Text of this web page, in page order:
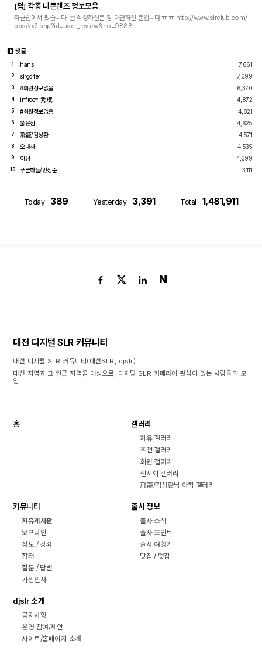
[펌] 각종 니콘렌즈 정보모음
타클럽에서 펐습니다. 글 작성하신분 참 대단하신 분입니다.ㅠ.ㅠ http://www.slrclub.com/
bbs/vx2.php?id=user_review&no=9888
댓글
1 hans 7,661
2 slrgolfer 7,099
3 #회원정보없음 6,370
4 infree™-秀珉 4,872
5 #회원정보없음 4,821
6 붉은점 4,625
7 飛龍/김상환 4,571
8 오내사 4,535
9 이장 4,399
10 푸른하늘/민상준 3,111
Today 389 Yesterday 3,391 Total 1,481,911
N
대전 디지털 SLR 커뮤니티
대전 디지털 SLR 커뮤니티(대전SLR, djslr)
대전 지역과 그 인근 지역을 대상으로, 디지털 SLR 카메라에 관심이 있는 사람들의 모
임
홈 갤러리
자유 갤러리
추천 갤러리
회원 갤러리
전시회 갤러리
飛龍/김상환님 아침 갤러리
커뮤니티
자유게시판
오프라인
정보 / 강좌
장터
질문 / 답변
가입인사
출사 정보
출사 소식
출사 포인트
출사 여행기
맛집 / 멋집
djslr 소개
공지사항
운영 참여/제안
사이트/홈페이지 소개